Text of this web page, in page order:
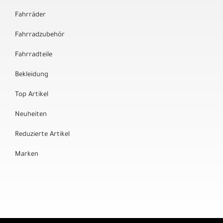
Fahrräder
Fahrradzubehör
Fahrradteile
Bekleidung
Top Artikel
Neuheiten
Reduzierte Artikel
Marken